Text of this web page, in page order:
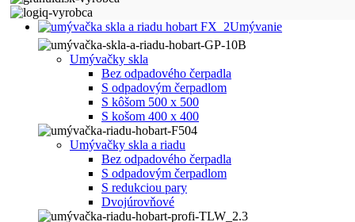
Umývanie
Umývačky skla
Bez odpadového čerpadla
S odpadovým čerpadlom
S kôšom 500 x 500
S košom 400 x 400
Umývačky skla a riadu
Bez odpadového čerpadla
S odpadovým čerpadlom
S redukciou pary
Dvojúrovňové